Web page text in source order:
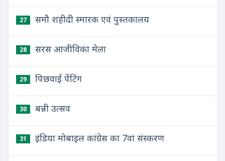
27 समौ शहीदी स्मारक एवं पुस्तकालय
28 सरस आजीविका मेला
29 पिछवाई पेंटिंग
30 बन्नी उत्सव
31 इंडिया मोबाइल कांग्रेस का 7वां संस्करण